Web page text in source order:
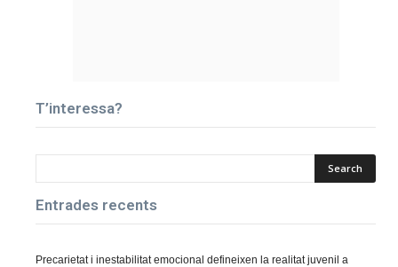
T’interessa?
Entrades recents
Precarietat i inestabilitat emocional defineixen la realitat juvenil a